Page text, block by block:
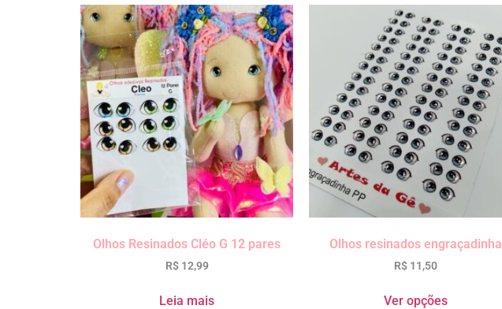
Olhos Resinados Cléo G 12 pares
R$12,99
Leia mais
Olhos resinados engraçadinha
R$11,50
Ver opções